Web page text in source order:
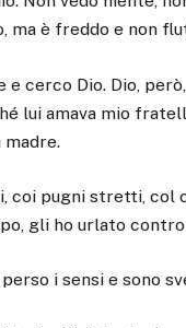
ma è freddo e non
e cerco Dio. Dio,
lui amava mio
madre.
coi pugni stretti, col
gli ho urlato
i sensi e sono